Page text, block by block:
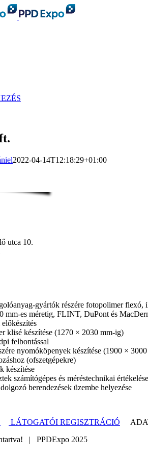
2022-04-14T12:18:29+01:00
utca 10.
gyártók részére fotopolimer flexó,
mm-es méretig, FLINT, DuPont és
klisé készítése (1270 × 2030 mm-ig)
felbontással
nyomóköpenyek készítése (1900 ×
(ofszetgépekre)
készítése
számítógépes és méréstechnikai értékelése
berendezések üzembe helyezése
LÁTOGATÓI REGISZTRÁCIÓ
| PPDExpo 2025